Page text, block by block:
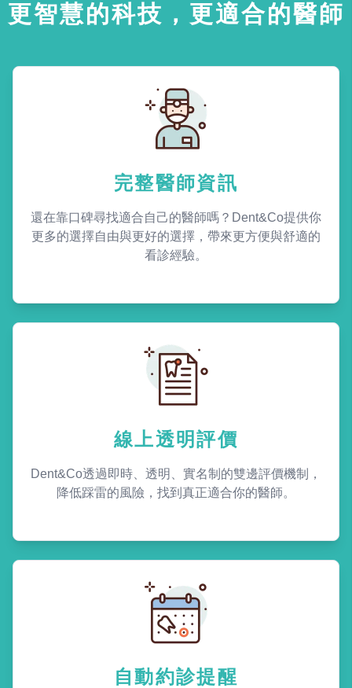
更智慧的科技，更適合的醫師
完整醫師資訊
還在靠口碑尋找適合自己的醫師嗎？Dent&Co提供你
更多的選擇自由與更好的選擇，帶來更方便與舒適的
看診經驗。
線上透明評價
Dent&Co透過即時、透明、實名制的雙邊評價機制，
降低踩雷的風險，找到真正適合你的醫師。
自動約診提醒